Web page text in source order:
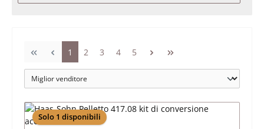
Pagina
1 Pagina
2 Pagina
3 Pagina
4 Pagina
5
Solo 1 disponibili